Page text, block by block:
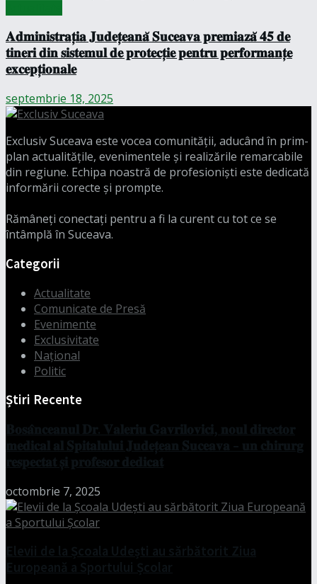
𝐀𝐝𝐦𝐢𝐧𝐢𝐬𝐭𝐫𝐚𝐭̦𝐢𝐚 𝐉𝐮𝐝𝐞𝐭̦𝐞𝐚𝐧𝐚̆ 𝐒𝐮𝐜𝐞𝐚𝐯𝐚 𝐩𝐫𝐞𝐦𝐢𝐚𝐳𝐚̆ 𝟒𝟓 𝐝𝐞
𝐭𝐢𝐧𝐞𝐫𝐢 𝐝𝐢𝐧 𝐬𝐢𝐬𝐭𝐞𝐦𝐮𝐥 𝐝𝐞 𝐩𝐫𝐨𝐭𝐞𝐜𝐭̦𝐢𝐞 𝐩𝐞𝐧𝐭𝐫𝐮 𝐩𝐞𝐫𝐟𝐨𝐫𝐦𝐚𝐧𝐭̦𝐞
𝐞𝐱𝐜𝐞𝐩𝐭̦𝐢𝐨𝐧𝐚𝐥𝐞
septembrie 18, 2025
Exclusiv Suceava este vocea comunității, aducând în prim-
plan actualitățile, evenimentele și realizările remarcabile
din regiune. Echipa noastră de profesioniști este dedicată
informării corecte și prompte.
Rămâneți conectați pentru a fi la curent cu tot ce se
întâmplă în Suceava.
Categorii
Actualitate
Comunicate de Presă
Evenimente
Exclusivitate
Național
Politic
Știri Recente
octombrie 7, 2025